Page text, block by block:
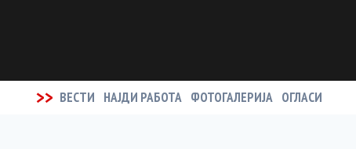
>> ВЕСТИ НАЈДИ РАБОТА ФОТОГАЛЕРИЈА ОГЛАСИ